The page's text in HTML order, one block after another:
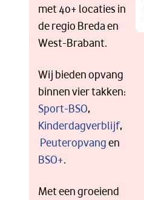
met 40+ locaties in
de regio Breda en
West-Brabant.
Wij bieden opvang
binnen vier takken:
Sport-BSO,
Kinderdagverblijf,
Peuteropvangen
BSO+.
Met een groeiend